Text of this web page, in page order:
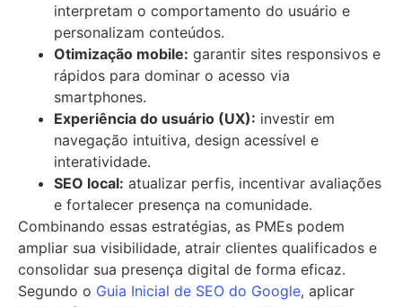
interpretam o comportamento do usuário e
personalizam conteúdos.
Otimização mobile: garantir sites responsivos e
rápidos para dominar o acesso via
smartphones.
Experiência do usuário (UX): investir em
navegação intuitiva, design acessível e
interatividade.
SEO local: atualizar perfis, incentivar avaliações
e fortalecer presença na comunidade.
Combinando essas estratégias, as PMEs podem
ampliar sua visibilidade, atrair clientes qualificados e
consolidar sua presença digital de forma eficaz.
Segundo o Guia Inicial de SEO do Google, aplicar